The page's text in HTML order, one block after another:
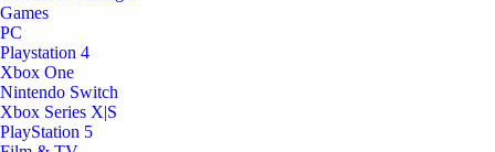
Games
PC
Playstation 4
Xbox One
Nintendo Switch
Xbox Series X|S
PlayStation 5